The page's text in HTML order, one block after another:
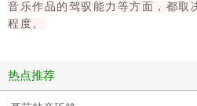
音乐作品的驾驭能力等方面，都取
程度。
热点推荐